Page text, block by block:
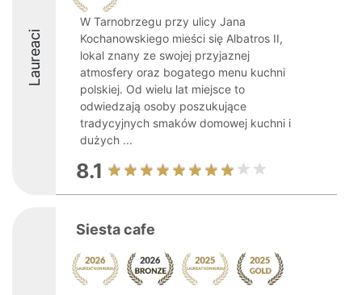
Laureaci
W Tarnobrzegu przy ulicy Jana
Kochanowskiego mieści się Albatros II,
lokal znany ze swojej przyjaznej
atmosfery oraz bogatego menu kuchni
polskiej. Od wielu lat miejsce to
odwiedzają osoby poszukujące
tradycyjnych smaków domowej kuchni i
dużych ...
8.1
Siesta cafe